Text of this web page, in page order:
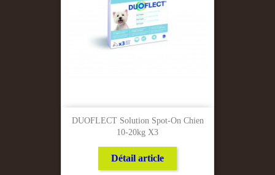
DUOFLECT Solution Spot-On Chien
10-20kg X3
Détail article